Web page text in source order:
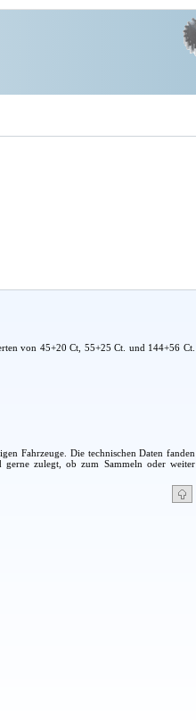
von 45+20 Ct, 55+25 Ct. und 144+56 Ct.
Fahrzeuge. Die technischen Daten fanden
zulegt, ob zum Sammeln oder weiter